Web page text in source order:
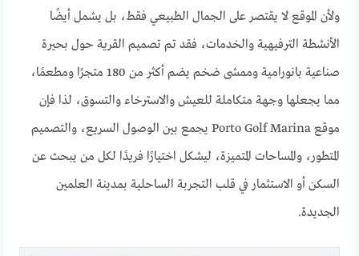
ولأن الموقع لا يقتصر على الجمال الطبيعي فقط، بل يشمل أيضًا
الأنشطة الترفيهية والخدمات، فقد تم تصميم القرية حول بحيرة
صناعية بانورامية وممشى ضخم يضم أكثر من 180 متجرًا ومطعمًا،
مما يجعلها وجهة متكاملة للعيش والاسترخاء والتسوق، لذا فإن
موقع Porto Golf Marina يجمع بين الوصول السريع، والتصميم
المتطور، والمساحات المتميزة، ليشكل اختيارًا فريدًا لكل من يبحث عن
السكن أو الاستثمار في قلب التجربة الساحلية بمدينة العلمين
الجديدة.